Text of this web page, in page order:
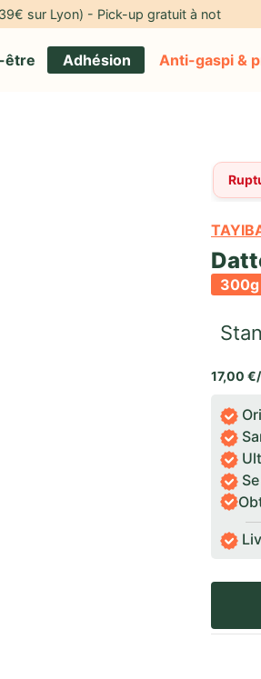
- Pick-up gratuit à notre adresse* 🎁
être Adhésion Anti-gaspi &
300g
17,00